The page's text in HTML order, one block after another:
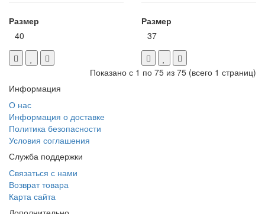
Размер
40
Размер
37
Показано с 1 по 75 из 75 (всего 1 страниц)
Информация
О нас
Информация о доставке
Политика безопасности
Условия соглашения
Служба поддержки
Связаться с нами
Возврат товара
Карта сайта